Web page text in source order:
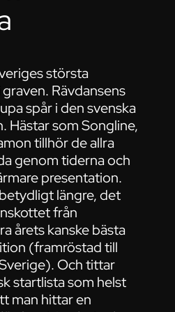
största
Rävdansens
spår i den svenska
Hästar som Songline,
tillhör de allra
genom tiderna och
presentation.
längre, det
från
årets kanske bästa
(framröstad till
Och tittar
startlista som helst
man hittar en